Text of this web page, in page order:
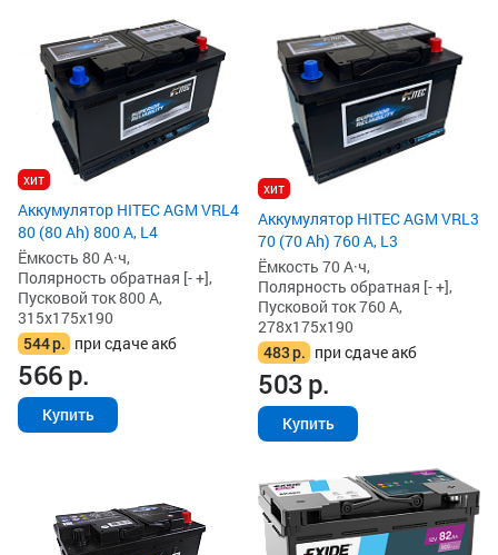
хит
Аккумулятор HITEC AGM VRL4
80 (80 Ah) 800 А, L4
Ёмкость 80 А·ч,
Полярность обратная [- +],
Пусковой ток 800 А,
315x175x190
544р. при сдаче акб
566р.
Купить
хит
Аккумулятор HITEC AGM VRL3
70 (70 Ah) 760 А, L3
Ёмкость 70 А·ч,
Полярность обратная [- +],
Пусковой ток 760 А,
278x175x190
483р. при сдаче акб
503р.
Купить